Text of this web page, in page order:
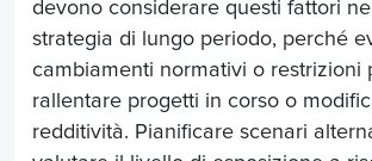
devono considerare questi fattori
strategia di lungo periodo, perché
cambiamenti normativi o restrizioni
rallentare progetti in corso o
redditività. Pianificare scenari